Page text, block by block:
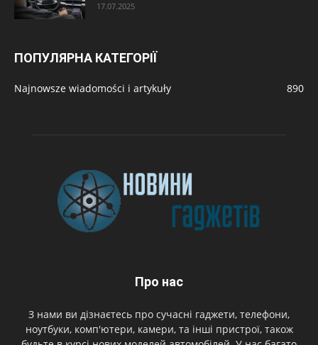
17.07.2025
ПОПУЛЯРНА КАТЕГОРІЇ
Najnowsze wiadomości i artykuły 890
Про нас
З нами ви дізнаєтесь про сучасні гаджети, телефони,
ноутбуки, комп'ютери, камери, та інші пристрої, також